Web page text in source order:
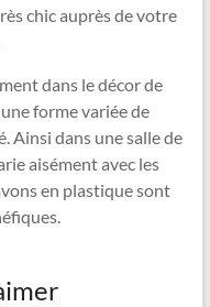
chic auprès de votre
dans le décor de
forme variée de
Ainsi dans une salle de
aisément avec les
en plastique sont